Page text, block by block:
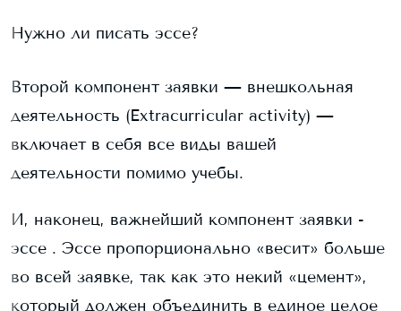
Нужно ли писать эссе?
Второй компонент заявки — внешкольная
деятельность (Extracurricular activity) —
включает в себя все виды вашей
деятельности помимо учебы.
И, наконец, важнейший компонент заявки -
эссе . Эссе пропорционально «весит» больше
во всей заявке, так как это некий «цемент»,
который должен объединить в единое целое